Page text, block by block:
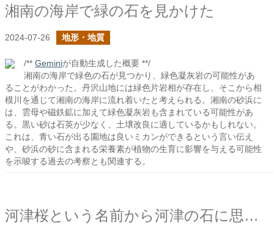
湘南の海岸で緑の石を見かけた
2024-07-26 地形・地質
/** Geminiが自動生成した概要 **/
湘南の海岸で緑色の石が見つかり、緑色凝灰岩の可能性があ
ることがわかった。丹沢山地には緑色片岩相が存在し、そこから相
模川を通じて湘南の海岸に流れ着いたと考えられる。湘南の砂浜に
は、雲母や磁鉄鉱に加えて緑色凝灰岩も含まれている可能性があ
る。黒い砂は石英が少なく、土壌改良に適しているかもしれない。
これは、青い石が出る園地は良いミカンができるという言い伝え
や、砂浜の砂に含まれる栄養素が植物の生育に影響を与える可能性
を示唆する過去の考察とも関連する。
河津桜という名前から河津の石に思いを馳せる